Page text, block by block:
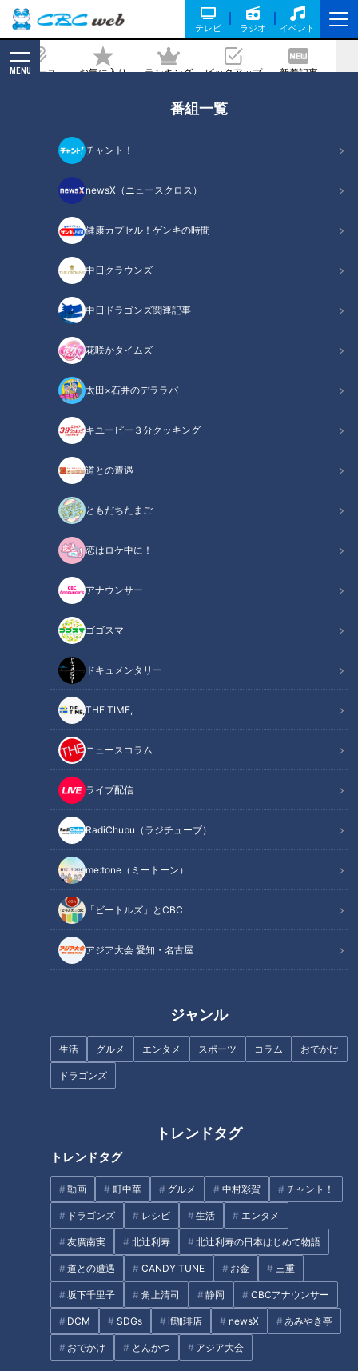
テレビ ラジオ イベント
ニュース お気に入り ランキング ピックアップ 新着記事
MENU
番組一覧
チャント！
newsX（ニュースクロス）
健康カプセル！ゲンキの時間
中日クラウンズ
中日ドラゴンズ関連記事
花咲かタイムズ
太田×石井のデララバ
キユーピー３分クッキング
道との遭遇
ともだちたまご
恋はロケ中に！
アナウンサー
ゴゴスマ
ドキュメンタリー
THE TIME,
ニュースコラム
ライブ配信
RadiChubu（ラジチューブ）
me:tone（ミートーン）
「ビートルズ」とCBC
アジア大会 愛知・名古屋
ジャンル
生活 グルメ エンタメ スポーツ コラム おでかけ
ドラゴンズ
トレンドタグ
トレンドタグ
動画 町中華 グルメ 中村彩賀 チャント！
ドラゴンズ レシピ 生活 エンタメ
友廣南実 北辻利寿 北辻利寿の日本はじめて物語
道との遭遇 CANDY TUNE お金 三重
坂下千里子 角上清司 静岡 CBCアナウンサー
DCM SDGs if珈琲店 newsX あみやき亭
おでかけ とんかつ アジア大会
2026/05/15 06:02
RadiChubu（ラジチューブ）
つボイノリオの聞けば聞くほど
5月も中旬に差し掛かり、気温が25度を超える日も増えまし
た。5月13日に放送されたＣＢＣラジオ『つボイノリオの聞け
ば聞くほど』は、つボイノリオと小高直子アナウンサーがリス
ナーの投稿を交え、夏の果物として定着している「スイカ」に
ついて話題にします。
関連リンク
スイカの季節、到来
スイカを長く楽しめる訳
カット派？丸ごと派？
オススメ関連コンテンツ
スイカの季節、到来
リスナーからこんな投稿が寄せられました。
「今日スーパーに行くと、入ってすぐのところにスイカが山積
みに売られていました。小玉スイカから3Lサイズまで並んで
いて、いよいよ暑い夏が近づいてきますね」（Aさん）
小高「え、もう？」
スイカといえば夏の風物詩。7月、8月のイメージです。5月中
旬にすでにスーパーには山積みで陳列されていたという情報
に、驚きを隠せない小高。
つボイ「カットスイカは冬でも売ってましたよ。高いから買わ
実はスイカは、ハウス栽培技術の向上によりほぼ年中を通して
食べられるようになっています。特に沖縄では、温暖な気候を
利用して冬でもスイカの栽培が行なわれています。
しかしやはり寒い季節は、そんなにたくさんのスイカは食べら
スイカとして出荷されているようです。
つボイ「でも今はもう、ドーンと丸ごとのスイカが出荷されて
いるんですね」
暦の上ではまだ5月でも、黒と緑の縞模様を見るとなんだか急
に夏が来たように感じるのは不思議なものです。
スイカを長く楽しめる訳
小高「身体を冷やすにはとてもいいので、暑くなってくると重